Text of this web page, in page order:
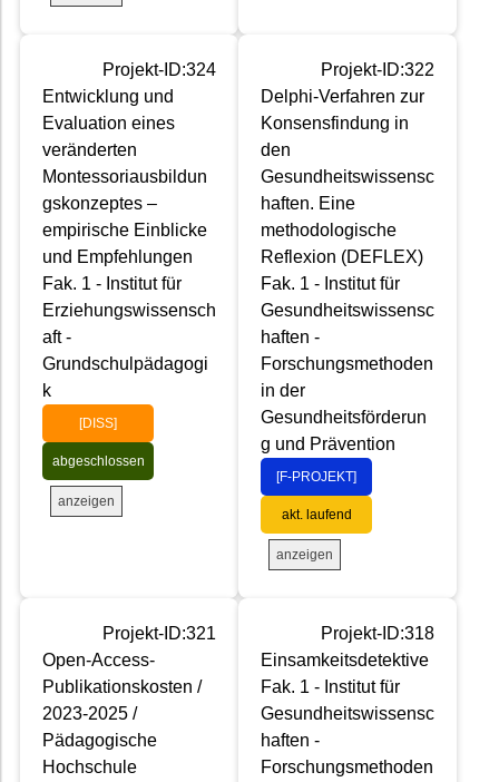
Projekt-ID:324
Entwicklung und
Evaluation eines
veränderten
Montessoriausbildun
gskonzeptes –
empirische Einblicke
und Empfehlungen
Fak. 1 - Institut für
Erziehungswissensch
aft -
Grundschulpädagogi
k
[DISS]
abgeschlossen
anzeigen
Projekt-ID:322
Delphi-Verfahren zur
Konsensfindung in
den
Gesundheitswissensc
haften. Eine
methodologische
Reflexion (DEFLEX)
Fak. 1 - Institut für
Gesundheitswissensc
haften -
Forschungsmethoden
in der
Gesundheitsförderun
g und Prävention
[F-PROJEKT]
akt. laufend
anzeigen
Projekt-ID:321
Open-Access-
Publikationskosten /
2023-2025 /
Pädagogische
Hochschule
Projekt-ID:318
Einsamkeitsdetektive
Fak. 1 - Institut für
Gesundheitswissensc
haften -
Forschungsmethoden